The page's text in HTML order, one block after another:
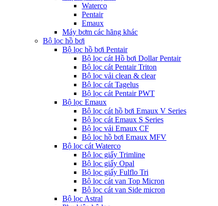
Waterco
Pentair
Emaux
Máy bơm các hãng khác
Bộ lọc hồ bơi
Bộ lọc hồ bơi Pentair
Bộ lọc cát Hồ bơi Dollar Pentair
Bộ lọc cát Pentair Triton
Bộ lọc vải clean & clear
Bộ lọc cát Tagelus
Bộ lọc cát Pentair PWT
Bộ lọc Emaux
Bộ lọc cát hồ bơi Emaux V Series
Bộ lọc cát Emaux S Series
Bộ lọc vải Emaux CF
Bô lọc hồ bơi Emaux MFV
Bộ lọc cát Waterco
Bộ lọc giấy Trimline
Bộ lọc giấy Opal
Bộ lọc giấy Fulflo Tri
Bộ lọc cát van Top Micron
Bộ lọc cát van Side micron
Bộ lọc Astral